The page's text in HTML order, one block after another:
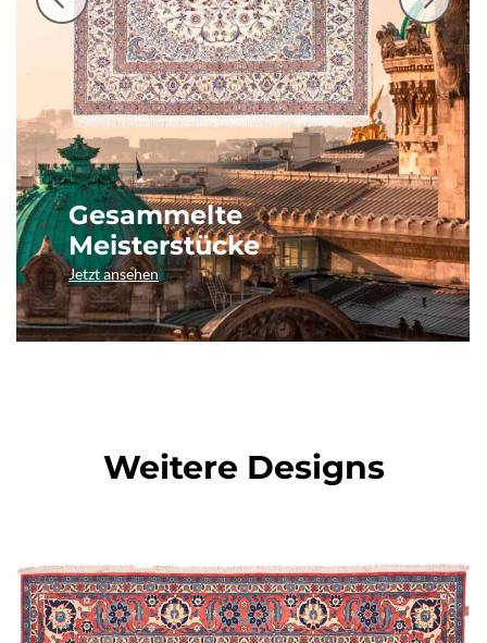
Gesammelte
Meisterstücke
Jetzt ansehen
Weitere Designs